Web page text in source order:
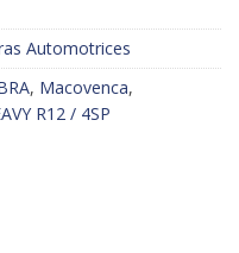
Automotrices
, Macovenca,
R12 / 4SP